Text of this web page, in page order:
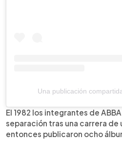
Una publicación
El 1982 los integrantes de
separación tras una carrera de
entonces publicaron ocho